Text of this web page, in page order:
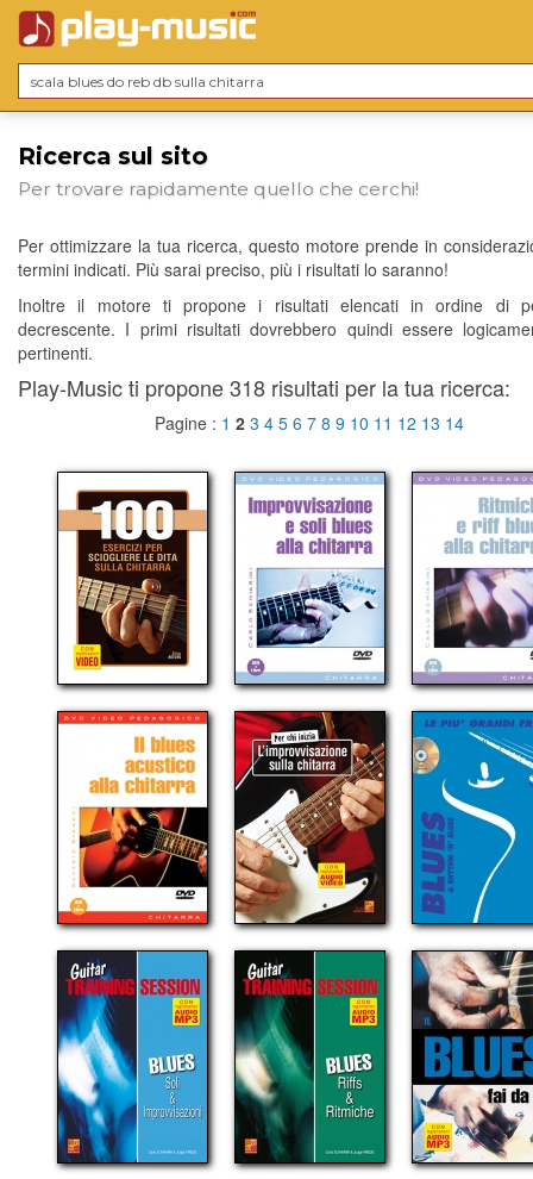
Ricerca sul sito
Per trovare rapidamente quello che cerchi!
Per ottimizzare la tua ricerca, questo motore prende in
termini indicati. Più sarai preciso, più i risultati lo saranno!
Inoltre il motore ti propone i risultati elencati in ordine di
decrescente. I primi risultati dovrebbero quindi essere
pertinenti.
Play-Music ti propone 318 risultati per la tua ricerca:
Pagine : 1 2 3 4 5 6 7 8 9 10 11 12 13 14